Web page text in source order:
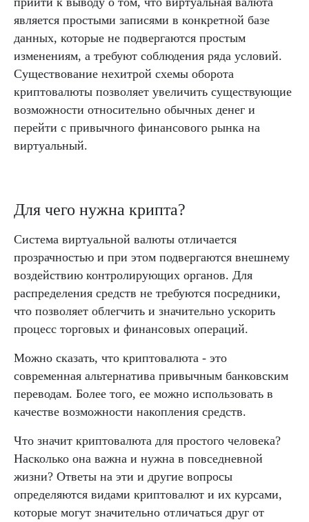
является простыми записями в конкретной базе
данных, которые не подвергаются простым
изменениям, а требуют соблюдения ряда условий.
Существование нехитрой схемы оборота
криптовалюты позволяет увеличить существующие
возможности относительно обычных денег и
перейти с привычного финансового рынка на
виртуальный.
Для чего нужна крипта?
Система виртуальной валюты отличается
прозрачностью и при этом подвергаются внешнему
воздействию контролирующих органов. Для
распределения средств не требуются посредники,
что позволяет облегчить и значительно ускорить
процесс торговых и финансовых операций.
Можно сказать, что криптовалюта - это
современная альтернатива привычным банковским
переводам. Более того, ее можно использовать в
качестве возможности накопления средств.
Что значит криптовалюта для простого человека?
Насколько она важна и нужна в повседневной
жизни? Ответы на эти и другие вопросы
определяются видами криптовалют и их курсами,
которые могут значительно отличаться друг от